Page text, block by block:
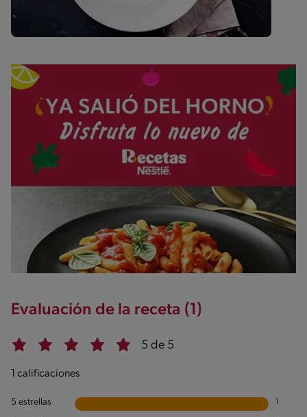
Evaluación de la receta (1)
5 de 5
1 calificaciones
5 estrellas